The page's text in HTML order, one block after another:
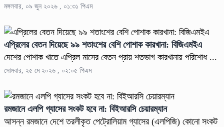
মঙ্গলবার, ০৯ জুন ২০২৬ , ০১:৩১ পিএম
এপ্রিলের বেতন দিয়েছে ৯৯ শতাংশের বেশি পোশাক কারখানা: বিজিএমইএ
দেশের পোশাক খাতে এপ্রিল মাসের বেতন প্রায় শতভাগ কারখানায় পরিশোধ ...
সোমবার, ২৫ মে ২০২৬ , ০২:০৫ পিএম
রমজানে এলপি গ্যাসের সংকট হবে না: বিইআরসি চেয়ারম্যান
আসন্ন রমজানে দেশে তরলীকৃত পেট্রোলিয়াম গ্যাসের (এলপিজি) কোনো সংকট